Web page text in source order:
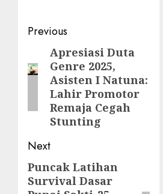
Post
navigation
Previous
Previous
post:
Apresiasi Duta
Genre 2025,
Asisten I Natuna:
Lahir Promotor
Remaja Cegah
Stunting
Next
Next
post:
Puncak Latihan
Survival Dasar